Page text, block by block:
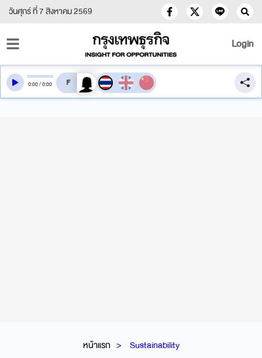
วันศุกร์ ที่ 7 สิงหาคม 2569
Login
หน้าแรก Sustainability
0:00/0:00 สลับเสียงอ่าน